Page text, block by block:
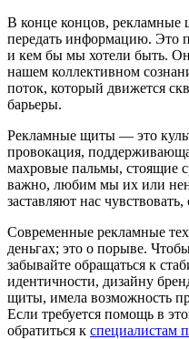
В конце концов, рекламные
передать информацию. Это
и кем бы мы хотели быть.
нашем коллективном
поток, который движется
барьеры.
Рекламные щиты — это
провокация,
махровые пальмы, стоящие
важно, любим мы их или
заставляют нас чувствовать,
Современные рекламные
деньгах; это о порыве.
забывайте обращаться к
идентичности, дизайну
щиты, имела возможность
Если требуется помощь в
обратиться к специалистам